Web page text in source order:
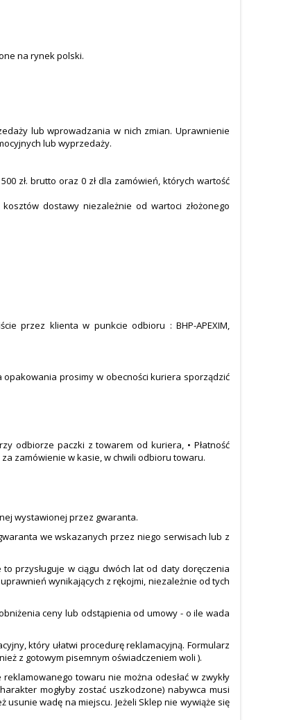
na rynek polski.
lub wprowadzania w nich zmian. Uprawnienie
lub wyprzedaży.
zł. brutto oraz 0 zł dla zamówień, których wartość
dostawy niezależnie od wartoci złożonego
przez klienta w punkcie odbioru : BHP-APEXIM,
prosimy w obecności kuriera sporządzić
odbiorze paczki z towarem od kuriera, • Płatność
za zamówienie w kasie, w chwili odbioru towaru.
wystawionej przez gwaranta.
we wskazanych przez niego serwisach lub z
przysługuje w ciągu dwóch lat od daty doręczenia
wynikających z rękojmi, niezależnie od tych
ceny lub odstąpienia od umowy - o ile wada
który ułatwi procedurę reklamacyjną. Formularz
z gotowym pisemnym oświadczeniem woli ).
towaru nie można odesłać w zwykły
mogłyby zostać uszkodzone) nabywca musi
wadę na miejscu. Jeżeli Sklep nie wywiąże się